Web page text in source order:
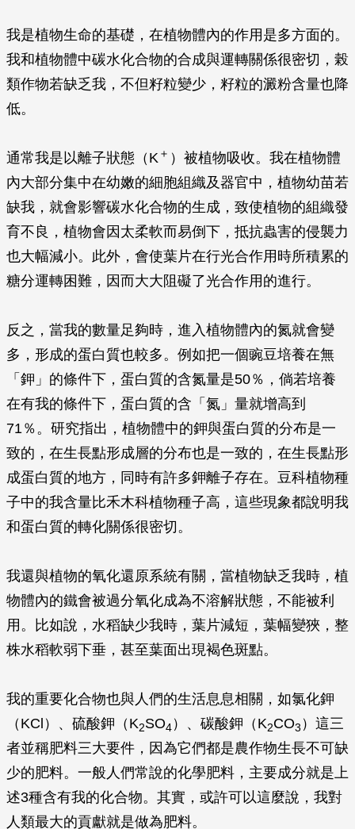
我是植物生命的基礎，在植物體內的作用是多方面的。
我和植物體中碳水化合物的合成與運轉關係很密切，榖
類作物若缺乏我，不但籽粒變少，籽粒的澱粉含量也降
低。
通常我是以離子狀態（K ＋ ）被植物吸收。我在植物體
內大部分集中在幼嫩的細胞組織及器官中，植物幼苗若
缺我，就會影響碳水化合物的生成，致使植物的組織發
育不良，植物會因太柔軟而易倒下，抵抗蟲害的侵襲力
也大幅減小。此外，會使葉片在行光合作用時所積累的
糖分運轉困難，因而大大阻礙了光合作用的進行。
反之，當我的數量足夠時，進入植物體內的氮就會變
多，形成的蛋白質也較多。例如把一個豌豆培養在無
「鉀」的條件下，蛋白質的含氮量是50％，倘若培養
在有我的條件下，蛋白質的含「氮」量就增高到
71％。研究指出，植物體中的鉀與蛋白質的分布是一
致的，在生長點形成層的分布也是一致的，在生長點形
成蛋白質的地方，同時有許多鉀離子存在。豆科植物種
子中的我含量比禾木科植物種子高，這些現象都說明我
和蛋白質的轉化關係很密切。
我還與植物的氧化還原系統有關，當植物缺乏我時，植
物體內的鐵會被過分氧化成為不溶解狀態，不能被利
用。比如說，水稻缺少我時，葉片減短，葉幅變狹，整
株水稻軟弱下垂，甚至葉面出現褐色斑點。
我的重要化合物也與人們的生活息息相關，如氯化鉀
（KCl）、硫酸鉀（K2SO4 ）、碳酸鉀（K2CO3 ）這三
者並稱肥料三大要件，因為它們都是農作物生長不可缺
少的肥料。一般人們常說的化學肥料，主要成分就是上
述3種含有我的化合物。其實，或許可以這麼說，我對
人類最大的貢獻就是做為肥料。